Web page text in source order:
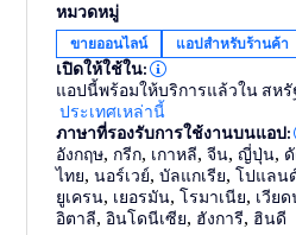
buy more with easy-to-use
built-in SEO tools and
Facebook and Instagram, to
reviews and abandoned cart
convert.
Ignite your business
Become an ecommerce
หมวดหมู่
ขายออนไลน์ แอปสำหรับร้านค้า
เปิดให้ใช้ใน:
แอปนี้พร้อมให้บริการแล้วใน สหรั
ประเทศเหล่านี้
ภาษาที่รองรับการใช้งานบนแอป:
อังกฤษ, กรีก, เกาหลี,จีน,ญี่ปุ่น,
ไทย,นอร์เวย์,บัลแกเรีย,โปแลน
ยูเครน, เยอรมัน,โรมาเนีย, เวีย
อิตาลี,อินโดนีเซีย, ฮังการี, ฮินดี